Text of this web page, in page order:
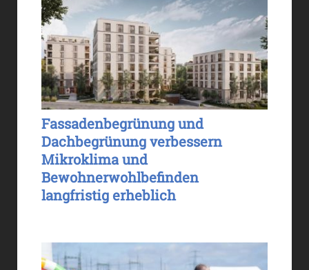
Fassadenbegrünung und
Dachbegrünung verbessern
Mikroklima und
Bewohnerwohlbefinden
langfristig erheblich